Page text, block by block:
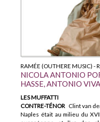
RAMÉE (OUTHERE MUSIC) -
NICOLA ANTONIO
HASSE, ANTONIO
LES MUFFATTI
CONTRE-TÉNOR Clint van
Naples était au milieu du